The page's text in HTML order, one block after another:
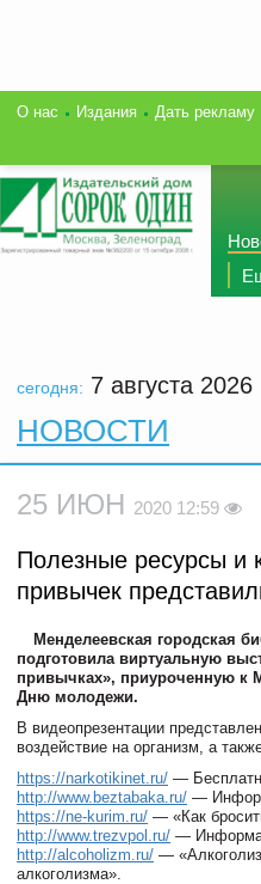
О нас Издания Дать рекламу
сегодня: 7 августа 2026
НОВОСТИ
25 ИЮН 2020 12:59
Полезные ресурсы и
привычек
Менделеевская городская
подготовила виртуальную
привычках», приуроченную к
Дню молодежи.
В видеопрезентации
воздействие на организм, а
https://narkotikinet.ru/ —
http://www.beztabaka.ru/ —
https://ne-kurim.ru/ — «Как
http://www.trezvpol.ru/ —
http://alcoholizm.ru/ —
алкоголизма».